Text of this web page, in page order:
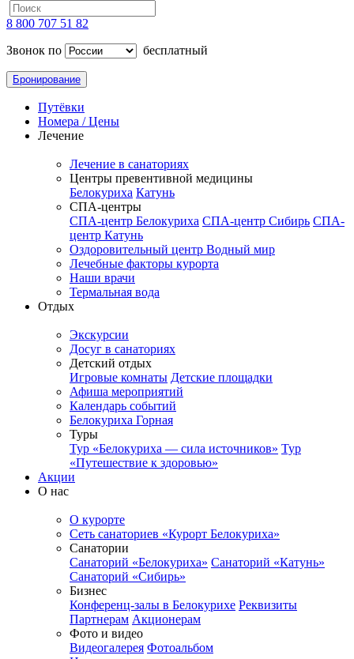
8 800 707 51 82
Звонок по
бесплатный
Бронирование
Путёвки
Номера / Цены
Лечение
Лечение в санаториях
Центры превентивной медицины
Белокуриха Катунь
СПА-центры
СПА-центр Белокуриха СПА-центр Сибирь СПА-
центр Катунь
Оздоровительный центр Водный мир
Лечебные факторы курорта
Наши врачи
Термальная вода
Отдых
Экскурсии
Досуг в санаториях
Детский отдых
Игровые комнаты Детские площадки
Афиша мероприятий
Календарь событий
Белокуриха Горная
Туры
Тур «Белокуриха — сила источников» Тур
«Путешествие к здоровью»
Акции
О нас
О курорте
Сеть санаториев «Курорт Белокуриха»
Санатории
Санаторий «Белокуриха» Санаторий «Катунь»
Санаторий «Сибирь»
Бизнес
Конференц-залы в Белокурихе Реквизиты
Партнерам Акционерам
Фото и видео
Видеогалерея Фотоальбом